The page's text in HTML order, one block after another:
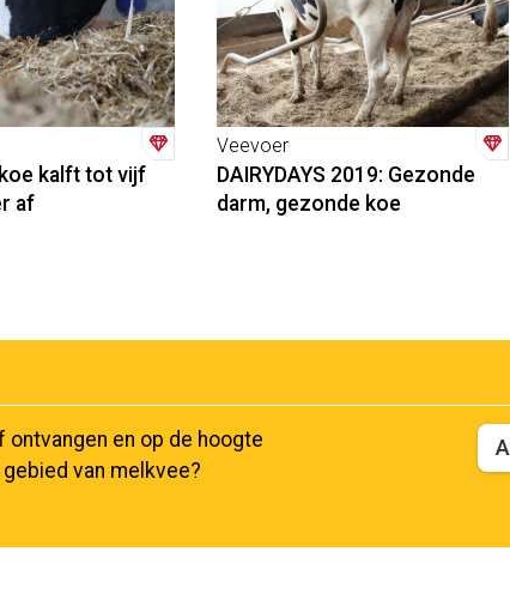
kalft tot vijf
af
Veevoer
DAIRYDAYS 2019: Gezonde
darm, gezonde koe
en op de hoogte
van melkvee?